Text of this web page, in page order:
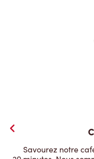
Savourez notre